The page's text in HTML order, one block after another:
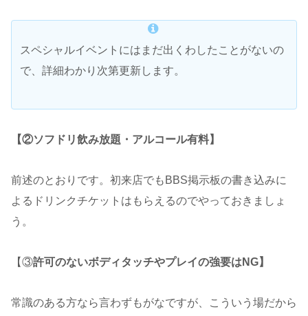
スペシャルイベントにはまだ出くわしたことがないの
で、詳細わかり次第更新します。
【②ソフドリ飲み放題・アルコール有料】
前述のとおりです。初来店でもBBS掲示板の書き込みに
よるドリンクチケットはもらえるのでやっておきましょ
う。
【③許可のないボディタッチやプレイの強要はNG】
常識のある方なら言わずもがなですが、こういう場だから